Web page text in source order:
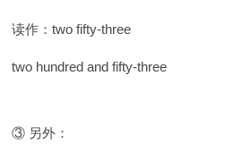
读作：two fifty-three
two hundred and fifty-three
③ 另外：